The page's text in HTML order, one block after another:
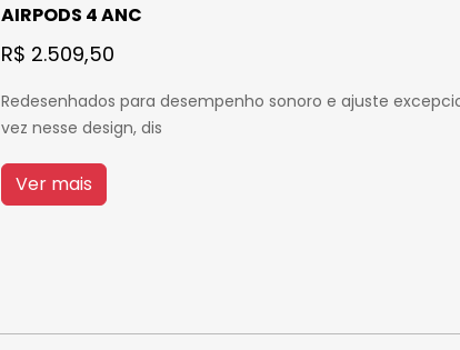
AIRPODS 4 ANC
R$ 2.509,50
Redesenhados para desempenho sonoro e ajuste
vez nesse design, dis
Ver mais